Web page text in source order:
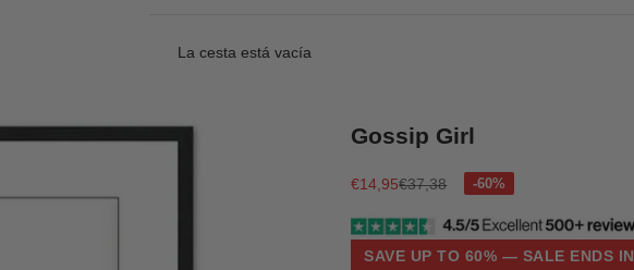
La cesta está vacía
Gossip Girl
Precio de oferta
€14,95Precio normal
€37,38
SAVE UP TO 60% — SALE ENDS IN